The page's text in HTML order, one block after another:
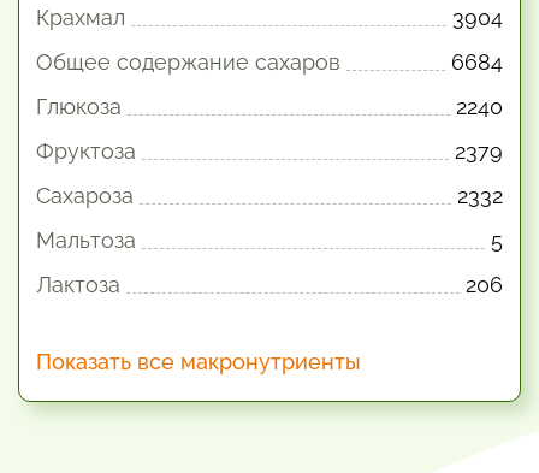
Крахмал
3904
Общее содержание сахаров
6684
Глюкоза
2240
Фруктоза
2379
Сахароза
2332
Мальтоза
5
Лактоза
206
Показать все макронутриенты